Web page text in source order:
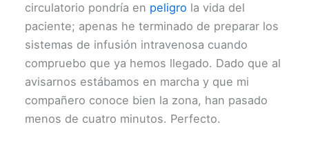
circulatorio pondría en peligro la vida del
paciente; apenas he terminado de preparar los
sistemas de infusión intravenosa cuando
compruebo que ya hemos llegado. Dado que al
avisarnos estábamos en marcha y que mi
compañero conoce bien la zona, han pasado
menos de cuatro minutos. Perfecto.